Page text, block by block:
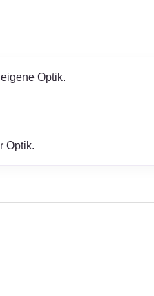
Optik.
Optik.